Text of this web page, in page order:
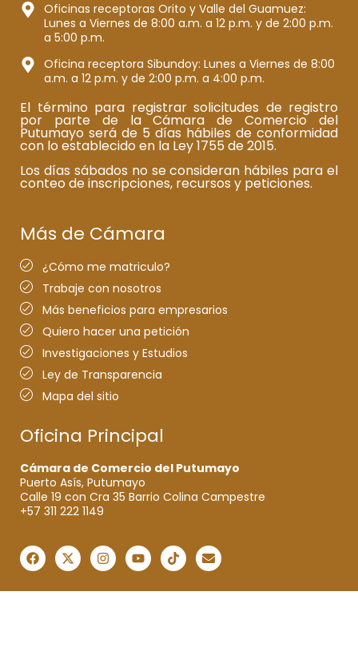
Oficinas receptoras Orito y Valle del Guamuez:
Lunes a Viernes de 8:00 a.m. a 12 p.m. y de 2:00 p.m.
a 5:00 p.m.
Oficina receptora Sibundoy: Lunes a Viernes de 8:00
a.m. a 12 p.m. y de 2:00 p.m. a 4:00 p.m.
El término para registrar solicitudes de registro
por parte de la Cámara de Comercio del
Putumayo será de 5 días hábiles de conformidad
con lo establecido en la Ley 1755 de 2015.
Los días sábados no se consideran hábiles para el
conteo de inscripciones, recursos y peticiones.
Más de Cámara
¿Cómo me matriculo?
Trabaje con nosotros
Más beneficios para empresarios
Quiero hacer una petición
Investigaciones y Estudios
Ley de Transparencia
Mapa del sitio
Oficina Principal
Cámara de Comercio del Putumayo
Puerto Asís, Putumayo
Calle 19 con Cra 35 Barrio Colina Campestre
+57 311 222 1149